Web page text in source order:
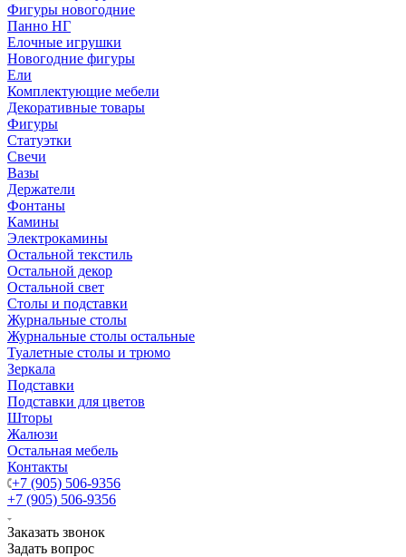
Фигуры новогодние
Панно НГ
Елочные игрушки
Новогодние фигуры
Ели
Комплектующие мебели
Декоративные товары
Фигуры
Статуэтки
Свечи
Вазы
Держатели
Фонтаны
Камины
Электрокамины
Остальной текстиль
Остальной декор
Остальной свет
Столы и подставки
Журнальные столы
Журнальные столы остальные
Туалетные столы и трюмо
Зеркала
Подставки
Подставки для цветов
Шторы
Жалюзи
Остальная мебель
Контакты
+7 (905) 506-9356
+7 (905) 506-9356
Заказать звонок
Задать вопрос